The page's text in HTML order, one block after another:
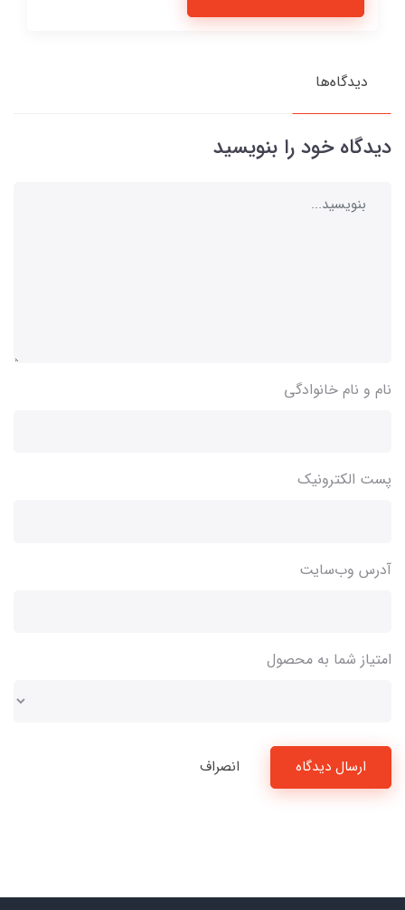
دیدگاه‌ها
دیدگاه خود را بنویسید
نام و نام خانوادگی
پست الکترونیک
آدرس وب‌سایت
امتیاز شما به محصول
ارسال دیدگاه انصراف